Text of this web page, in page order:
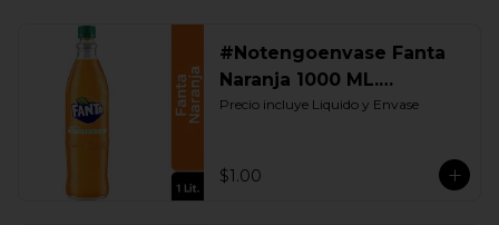
#Notengoenvase Fanta
Naranja 1000 ML.
Retornable
Precio incluye Liquido y Envase
$1.00